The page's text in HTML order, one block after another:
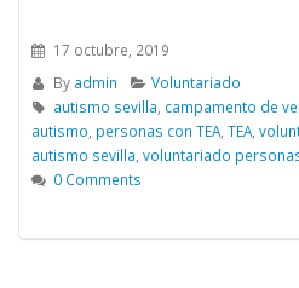
17 octubre, 2019
By admin
Voluntariado
autismo sevilla campamento de
autismo personas con TEA TEA
autismo sevilla voluntariado
0 Comments